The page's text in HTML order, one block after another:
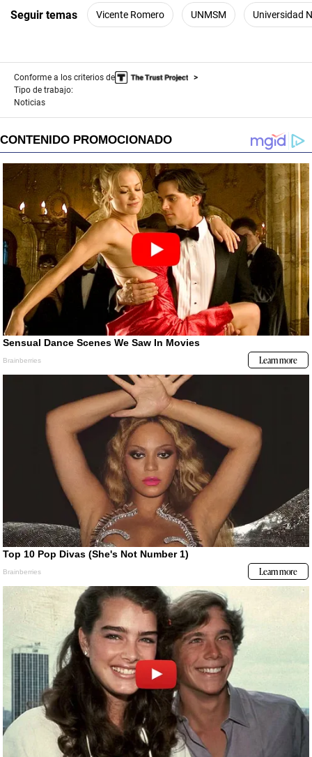
Seguir temas Vicente Romero UNMSM Universidad
Conforme a los criterios de
Tipo de trabajo:
Noticias